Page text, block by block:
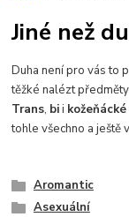
Jiné než
Duha není pro vás to
těžké nalézt
Trans, bii
tohle všechno a ještě
Aromantic
Asexuální